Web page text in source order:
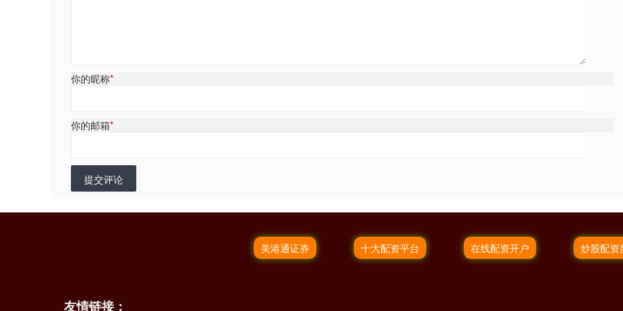
你的昵称*
你的邮箱*
提交评论
美港通证券 十大配资平台 在线配资开户 炒股配资
友情链接：